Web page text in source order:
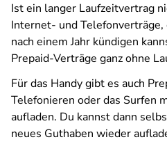
Ist ein langer Laufzeitvertrag
Internet- und
nach einem Jahr kündigen
Prepaid-Verträge ganz ohne
Für das Handy gibt es auch
Telefonieren oder das Surfen
aufladen. Du kannst dann
neues Guthaben wieder